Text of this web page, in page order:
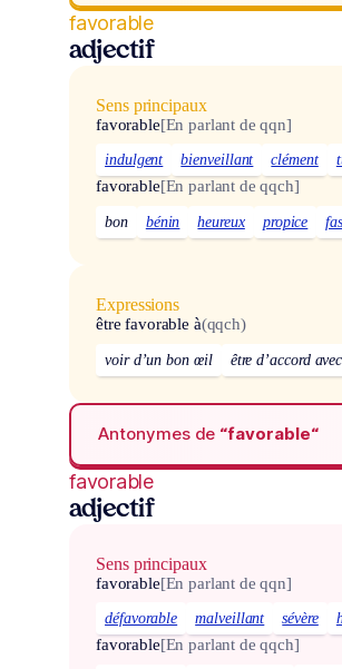
favorable
adjectif
Sens principaux
favorable[En parlant de qqn]
indulgent bienveillant clément
favorable[En parlant de qqch]
bon bénin heureux propice
Expressions
être favorable à(qqch)
voir d’un bon œil être d’accord avec
Antonymes de “favorable“
favorable
adjectif
Sens principaux
favorable[En parlant de qqn]
défavorable malveillant sévère
favorable[En parlant de qqch]